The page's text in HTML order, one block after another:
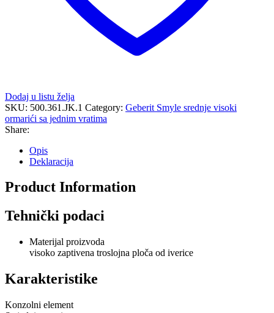
Dodaj u listu želja
SKU: 500.361.JK.1 Category: Geberit Smyle srednje visoki
ormarići sa jednim vratima
Share:
Opis
Deklaracija
Product Information
Tehnički podaci
Materijal proizvoda
visoko zaptivena troslojna ploča od iverice
Karakteristike
Konzolni element